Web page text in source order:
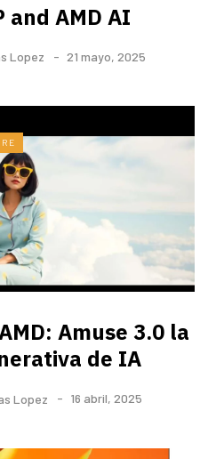
and AMD AI
Lopez 21 mayo, 2025
Amuse 3.0 la
de IA
Lopez 16 abril, 2025